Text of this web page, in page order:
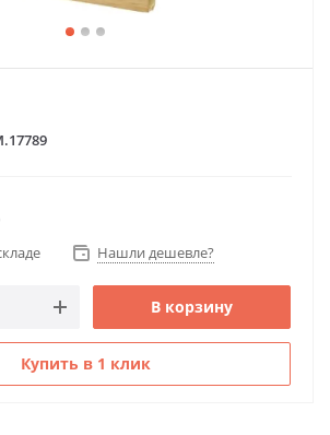
Нашли дешевле?
В корзину
Купить в 1 клик